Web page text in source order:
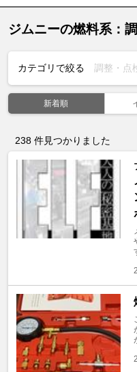
ジムニーの燃料系：
カテゴリで絞る 調整・点
新着順
238 件見つかりました